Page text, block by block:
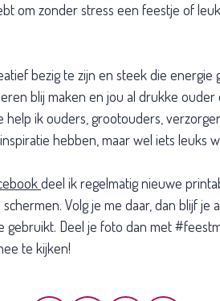
om zonder stress een feestje of
bezig te zijn en steek die energie
blij maken en jou al drukke ouder
help ik ouders, grootouders,
hebben, maar wel iets leuks
deel ik regelmatig nieuwe
Volg je me daar, dan blijf je
gebruikt. Deel je foto dan met
te kijken!